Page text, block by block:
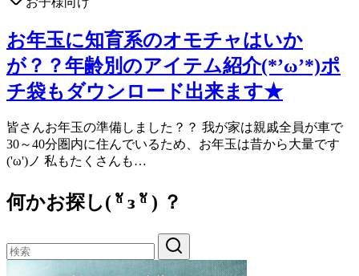
お年玉に知育系のオモチャはいか
が？？年齢別のアイテム紹介(*’ω’*)ポ
チ袋もダウンロード出来ます★
皆さんお年玉の準備しました？？ 我が家は親戚全員が車で
30～40分圏内に住んでいるため、お年玉は昔から大量です
('ω')ノ 私もたくさんも…
何かお探し( ᵅั ᴈ ᵅั ) ？